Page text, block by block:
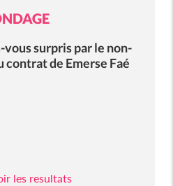
surpris par le non-
de Emerse Faé
les resultats